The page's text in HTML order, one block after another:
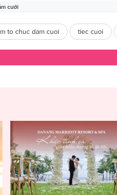
cưới
to chuc dam cuoi tiec cuoi